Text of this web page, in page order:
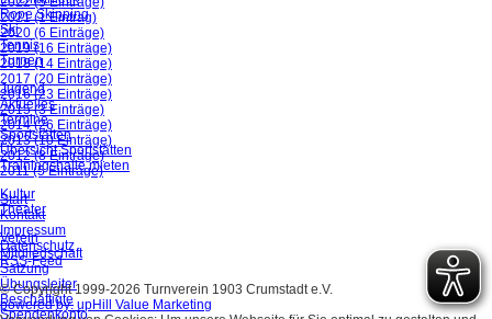
Rope Skipping
Ski
Tennis
Turnen
Jugend
Aktuelles
Termine
Sportstätten
Übersicht Sportstätten
Trainingshalle mieten
Kultur
Theater
Verein
Mitgliedschaft
Satzung
Übungsleiter
Beschäftigte
Spendenkonto
2021 (1 Eintrag)
2020 (6 Einträge)
2019 (16 Einträge)
2018 (14 Einträge)
2017 (20 Einträge)
2016 (23 Einträge)
2015 (3 Einträge)
2014 (26 Einträge)
2013 (10 Einträge)
2012 (8 Einträge)
2011 (5 Einträge)
Start
Kontakt
Impressum
Datenschutz
RSS-Feed
© Copyright 1999-2026 Turnverein 1903 Crumstadt e.V.
powered by: upHill Value Marketing